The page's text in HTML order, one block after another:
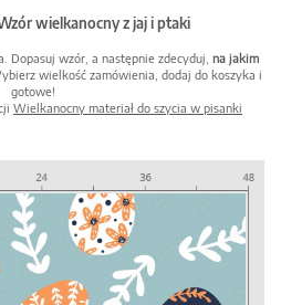
wielkanocny z jaj i ptaki
Dopasuj wzór, a następnie zdecyduj, na jakim
wielkość zamówienia, dodaj do koszyka i
gotowe!
Wielkanocny materiał do szycia w pisanki